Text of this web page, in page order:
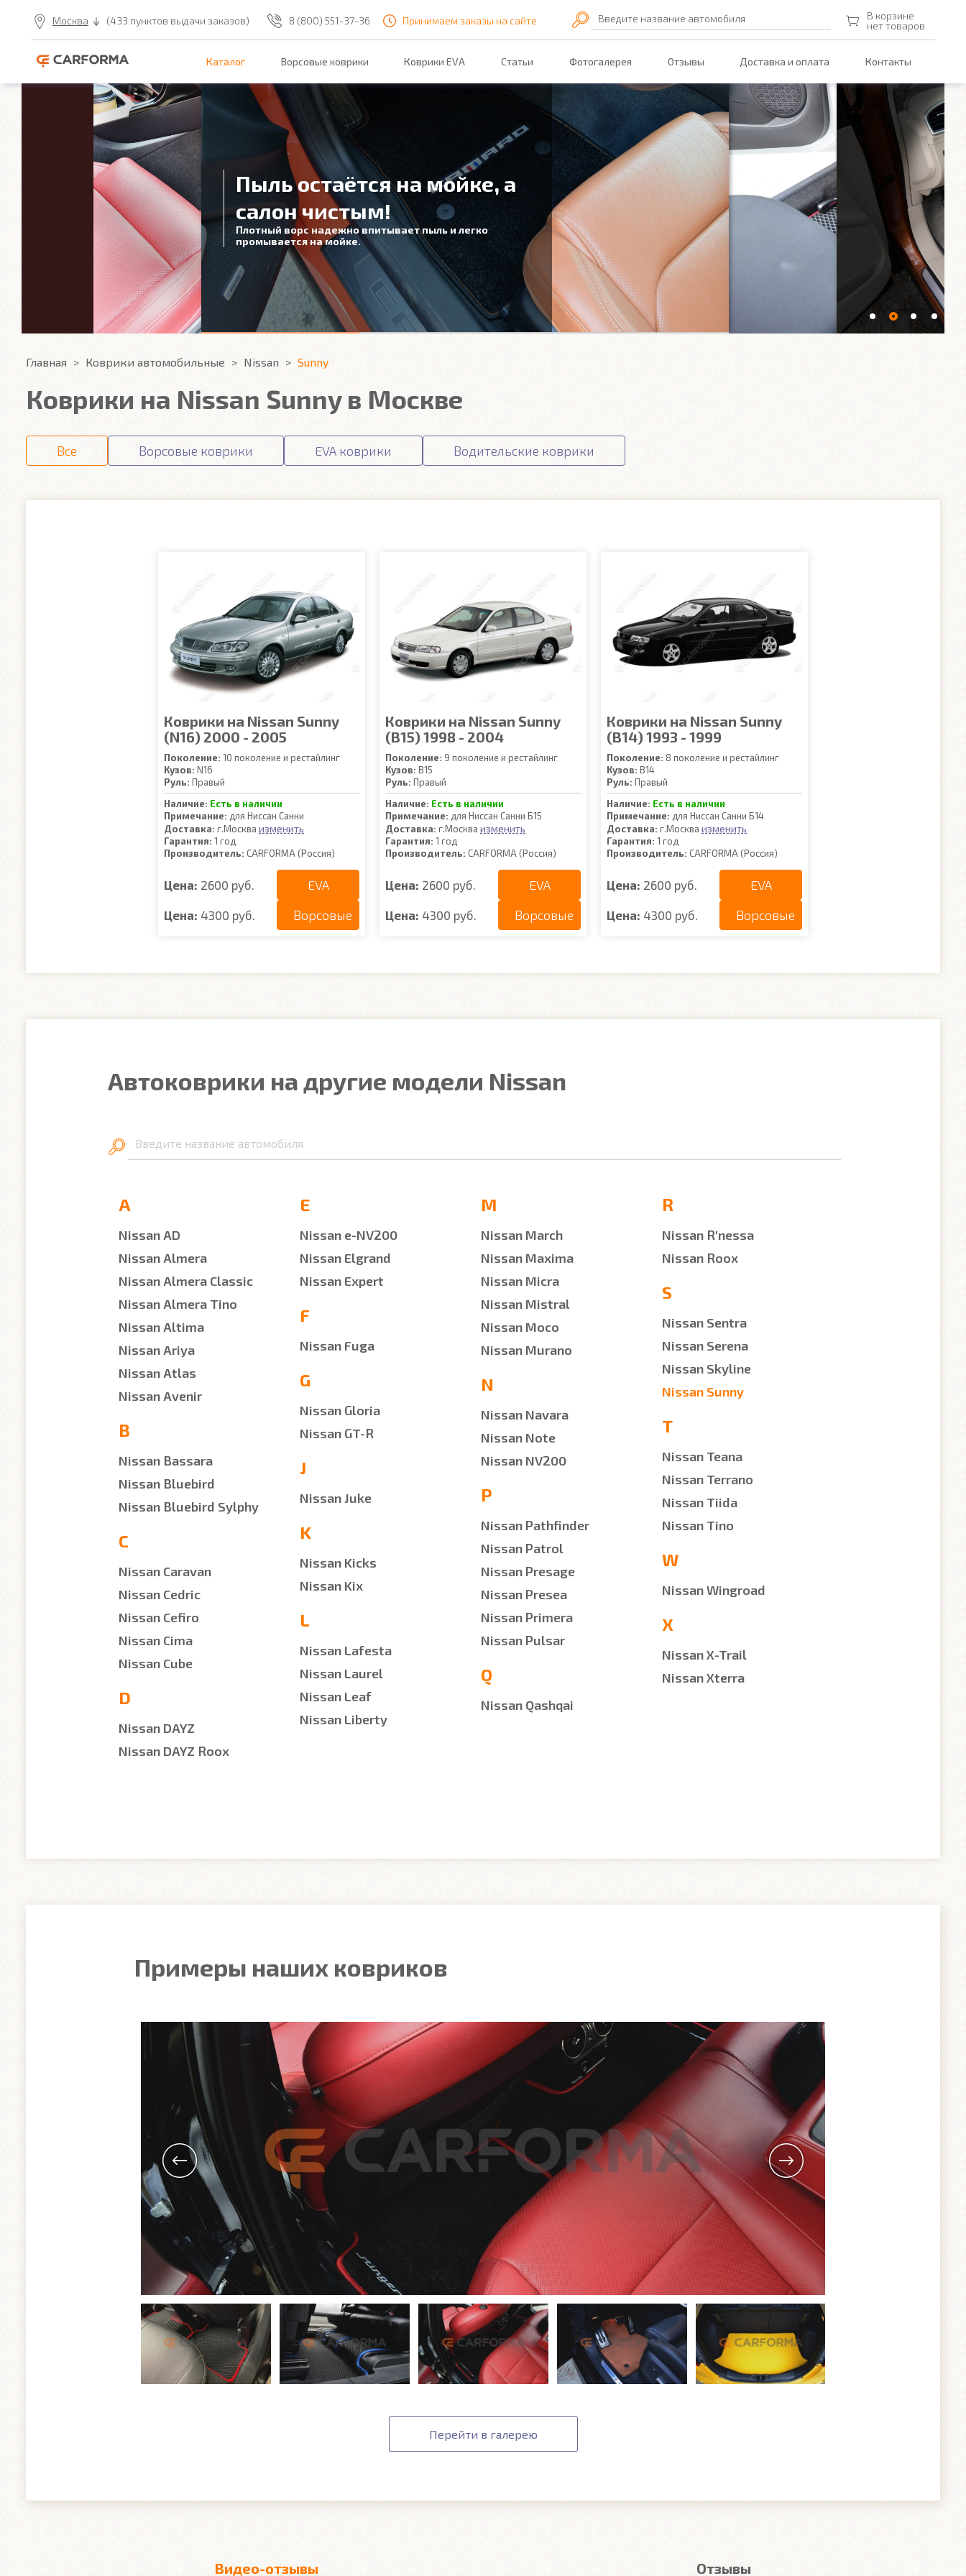
Москва (433 пунктов выдачи заказов) 8 (800) 551-37-36 Принимаем заказы на сайте Введите название автомобиля
В корзине
нет товаров
Каталог Ворсовые коврики Коврики EVA Статьи Фотогалерея Отзывы Доставка и оплата Контакты
Пыль остаётся на мойке, а
салон чистым!
Плотный ворс надежно впитывает пыль и легко
промывается на мойке.
Главная Коврики автомобильные Nissan Sunny
Коврики на Nissan Sunny в Москве
Все Ворсовые коврики EVA коврики Водительские коврики
Коврики на Nissan Sunny
(N16) 2000 - 2005
Поколение: 10 поколение и рестайлинг
Кузов: N16
Руль: Правый
Наличие: Есть в наличии
Примечание: для Ниссан Санни
Доставка: г.Москва изменить
Гарантия: 1 год
Производитель: CARFORMA (Россия)
Цена: 2600 руб. EVA
Цена: 4300 руб. Ворсовые
Коврики на Nissan Sunny
(B15) 1998 - 2004
Поколение: 9 поколение и рестайлинг
Кузов: B15
Руль: Правый
Наличие: Есть в наличии
Примечание: для Ниссан Санни Б15
Доставка: г.Москва изменить
Гарантия: 1 год
Производитель: CARFORMA (Россия)
Цена: 2600 руб. EVA
Цена: 4300 руб. Ворсовые
Коврики на Nissan Sunny
(B14) 1993 - 1999
Поколение: 8 поколение и рестайлинг
Кузов: B14
Руль: Правый
Наличие: Есть в наличии
Примечание: для Ниссан Санни Б14
Доставка: г.Москва изменить
Гарантия: 1 год
Производитель: CARFORMA (Россия)
Цена: 2600 руб. EVA
Цена: 4300 руб. Ворсовые
Автоковрики на другие модели Nissan
Введите название автомобиля
A
Nissan AD
Nissan Almera
Nissan Almera Classic
Nissan Almera Tino
Nissan Altima
Nissan Ariya
Nissan Atlas
Nissan Avenir
B
Nissan Bassara
Nissan Bluebird
Nissan Bluebird Sylphy
C
Nissan Caravan
Nissan Cedric
Nissan Cefiro
Nissan Cima
Nissan Cube
D
Nissan DAYZ
Nissan DAYZ Roox
E
Nissan e-NV200
Nissan Elgrand
Nissan Expert
F
Nissan Fuga
G
Nissan Gloria
Nissan GT-R
J
Nissan Juke
K
Nissan Kicks
Nissan Kix
L
Nissan Lafesta
Nissan Laurel
Nissan Leaf
Nissan Liberty
M
Nissan March
Nissan Maxima
Nissan Micra
Nissan Mistral
Nissan Moco
Nissan Murano
N
Nissan Navara
Nissan Note
Nissan NV200
P
Nissan Pathfinder
Nissan Patrol
Nissan Presage
Nissan Presea
Nissan Primera
Nissan Pulsar
Q
Nissan Qashqai
R
Nissan R'nessa
Nissan Roox
S
Nissan Sentra
Nissan Serena
Nissan Skyline
Nissan Sunny
T
Nissan Teana
Nissan Terrano
Nissan Tiida
Nissan Tino
W
Nissan Wingroad
X
Nissan X-Trail
Nissan Xterra
Примеры наших ковриков
Перейти в галерею
Видео-отзывы Отзывы